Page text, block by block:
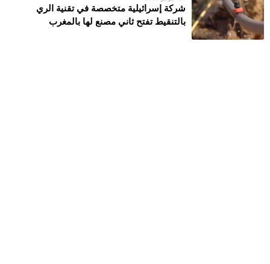
شركة إسرائيلية متخصصة في تقنية الري
بالتنقيط تفتح ثاني مصنع لها بالمغرب